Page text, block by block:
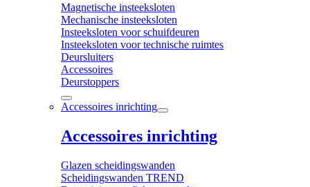
Magnetische insteeksloten
Mechanische insteeksloten
Insteeksloten voor schuifdeuren
Insteeksloten voor technische ruimtes
Deursluiters
Accessoires
Deurstoppers
Accessoires inrichting
Accessoires inrichting
Glazen scheidingswanden
Scheidingswanden TREND